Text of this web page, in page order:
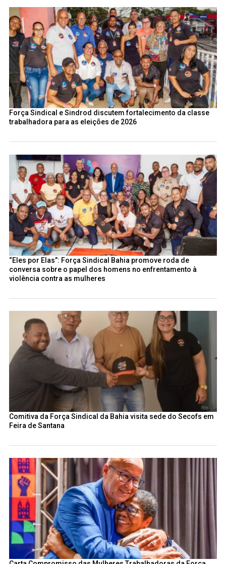
Força Sindical e Sindrod discutem fortalecimento da classe
trabalhadora para as eleições de 2026
“Eles por Elas”: Força Sindical Bahia promove roda de
conversa sobre o papel dos homens no enfrentamento à
violência contra as mulheres
Comitiva da Força Sindical da Bahia visita sede do Secofs em
Feira de Santana